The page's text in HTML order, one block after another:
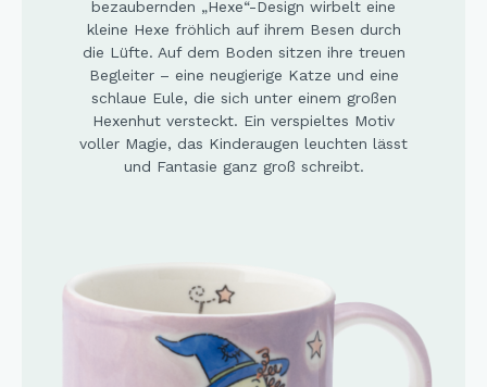
bezaubernden „Hexe“-Design wirbelt eine
kleine Hexe fröhlich auf ihrem Besen durch
die Lüfte. Auf dem Boden sitzen ihre treuen
Begleiter – eine neugierige Katze und eine
schlaue Eule, die sich unter einem großen
Hexenhut versteckt. Ein verspieltes Motiv
voller Magie, das Kinderaugen leuchten lässt
und Fantasie ganz groß schreibt.